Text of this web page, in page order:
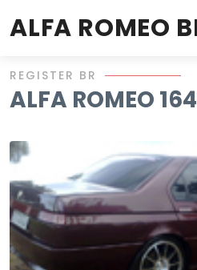
ALFA ROMEO
REGISTER BR
ALFA ROMEO